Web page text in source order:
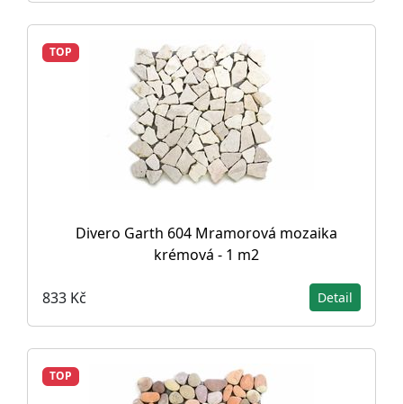
TOP
Divero Garth 604 Mramorová mozaika
krémová - 1 m2
833 Kč Detail
TOP